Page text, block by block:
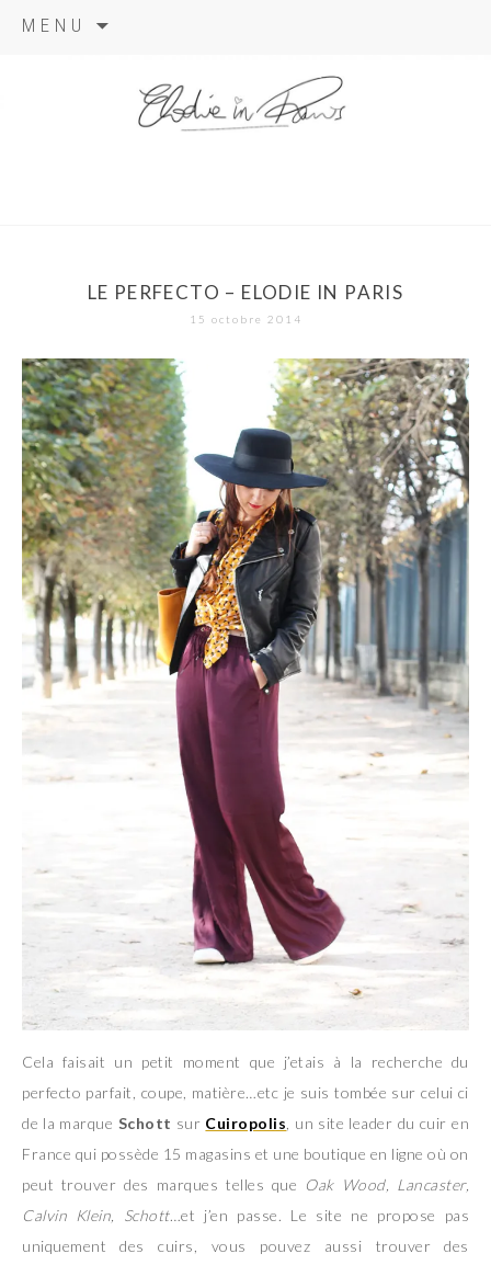
MENU
LE PERFECTO – ELODIE IN PARIS
15 octobre 2014
Cela faisait un petit moment que j’etais à la recherche du
perfecto parfait, coupe, matière…etc je suis tombée sur celui ci
de la marque Schott sur Cuiropolis , un site leader du cuir en
France qui possède 15 magasins et une boutique en ligne où on
peut trouver des marques telles que Oak Wood, Lancaster,
Calvin Klein, Schott…et j’en passe. Le site ne propose pas
uniquement des cuirs, vous pouvez aussi trouver des